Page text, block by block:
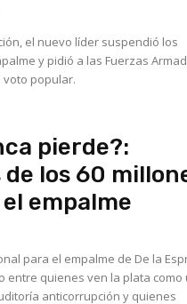
el nuevo líder suspendió los
y pidió a las Fuerzas
voto popular.
pierde?:
los 60
empalme
para el empalme de De la
entre quienes ven la plata como
anticorrupción y quienes